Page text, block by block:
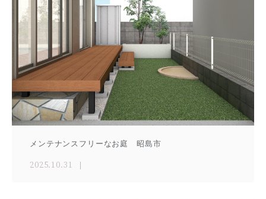
メンテナンスフリーなお庭 昭島市
2025.10.31